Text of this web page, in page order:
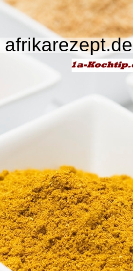
afrikarezept.de